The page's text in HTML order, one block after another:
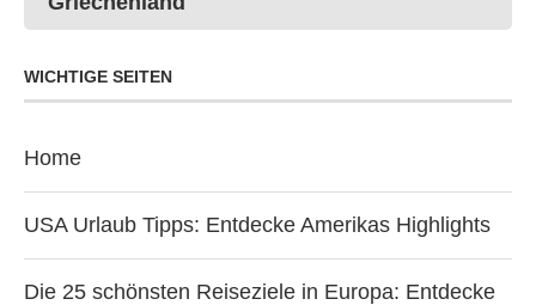
WICHTIGE SEITEN
Home
USA Urlaub Tipps: Entdecke Amerikas Highlights
Die 25 schönsten Reiseziele in Europa: Entdecke